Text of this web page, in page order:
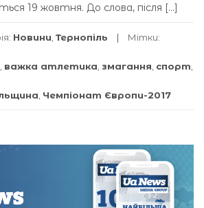
19 жовтня. До слова, після […]
Новини Тернопіль Мітки:
важка атлетика змагання спорт
Чемпіонат Європи-2017